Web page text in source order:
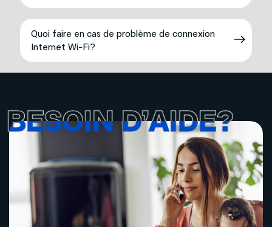
Quoi faire en cas de problème de connexion
Internet Wi-Fi?
BESOIN D’AIDE?
BESOIN D’AIDE?